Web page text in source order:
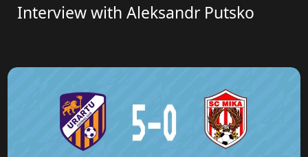
Interview with Aleksandr Putsko